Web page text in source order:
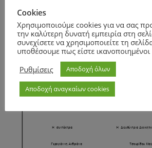
Cookies
Χρησιμοποιούμε cookies για να σας
την καλύτερη δυνατή εμπειρία στη
συνεχίσετε να χρησιμοποιείτε τη
υποθέσουμε πως είστε
Ρυθμίσεις
Αποδοχή όλων
Αποδοχή αναγκαίων cookies